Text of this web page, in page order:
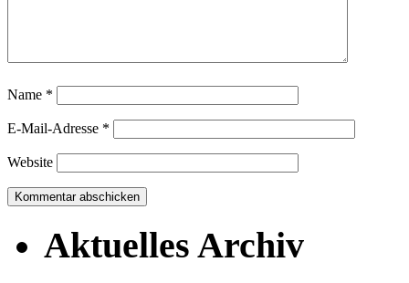
Name *
E-Mail-Adresse *
Website
Aktuelles Archiv